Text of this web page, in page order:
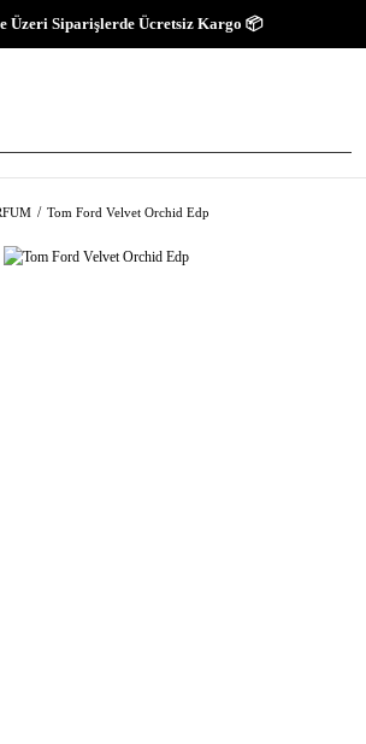
Üzeri Siparişlerde Ücretsiz Kargo 📦
Tom Ford Velvet Orchid Edp